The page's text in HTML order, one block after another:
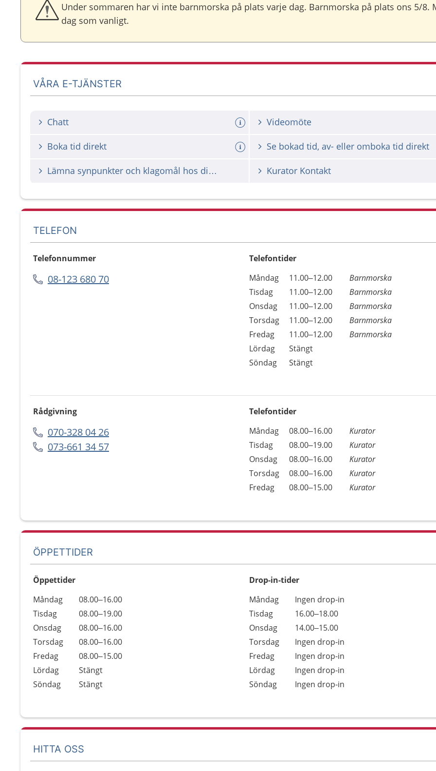
Under sommaren har vi inte barnmorska på plats varje dag. Barnmorska på plats ons 5/8.
dag som vanligt.
VÅRA E-TJÄNSTER
Chatt Videomöte
Boka tid direkt Se bokad tid, av- eller omboka tid direkt
Lämna synpunkter och klagomål hos din vårdgivare Kurator Kontakt
TELEFON
Telefonnummer
08-123 680 70
Telefontider
Dag
Öppettider
Kommentarer
Måndag 11.00–12.00
Barnmorska
Tisdag
11.00–12.00
Barnmorska
Onsdag
11.00–12.00
Barnmorska
Torsdag
11.00–12.00
Barnmorska
Fredag
11.00–12.00
Barnmorska
Lördag
Stängt
Söndag
Stängt
Rådgivning
070-328 04 26
073-661 34 57
Telefontider
Dag
Öppettider
Kommentarer
Måndag 08.00–16.00
Kurator
Tisdag
08.00–19.00
Kurator
Onsdag
08.00–16.00
Kurator
Torsdag
08.00–16.00
Kurator
Fredag
08.00–15.00 Kurator
ÖPPETTIDER
Öppettider
Dag
Öppettider
Kommentarer
Måndag
08.00–16.00
Tisdag
08.00–19.00
Onsdag
08.00–16.00
Torsdag
08.00–16.00
Fredag
08.00–15.00
Lördag
Stängt
Söndag
Stängt
Drop-in-tider
Måndag
Ingen drop-in
Tisdag
16.00–18.00
Onsdag
14.00–15.00
Torsdag
Ingen drop-in
Fredag
Ingen drop-in
Lördag
Ingen drop-in
Söndag
Ingen drop-in
HITTA OSS